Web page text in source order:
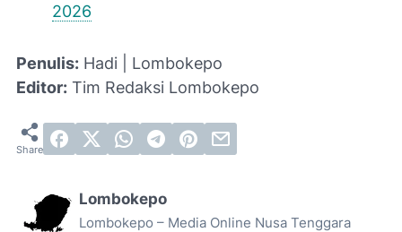
2026
Penulis: Hadi | Lombokepo
Editor: Tim Redaksi Lombokepo
Lombokepo
Lombokepo – Media Online Nusa Tenggara